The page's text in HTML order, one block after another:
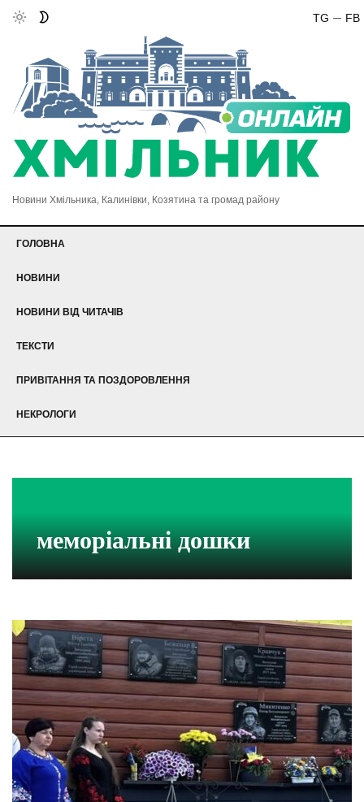
FB
TG
Новини Хмільника, Калинівки, Козятина та громад району
ГОЛОВНА
НОВИНИ
НОВИНИ ВІД ЧИТАЧІВ
ТЕКСТИ
ПРИВІТАННЯ ТА ПОЗДОРОВЛЕННЯ
НЕКРОЛОГИ
меморіальні дошки